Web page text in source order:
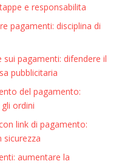
e responsabilita
pagamenti: disciplina di
pagamenti: difendere il
pubblicitaria
del pagamento:
ordini
link di pagamento:
sicurezza
aumentare la